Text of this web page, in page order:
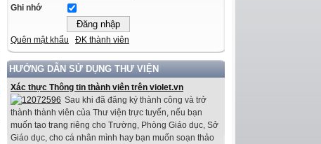
Ghi nhớ
Quên mật khẩu ĐK thành viên
HƯỚNG DẪN SỬ DỤNG THƯ VIỆN
Xác thực Thông tin thành viên trên violet.vn
Sau khi đã đăng ký thành công và trở
thành thành viên của Thư viện trực tuyến, nếu bạn
muốn tạo trang riêng cho Trường, Phòng Giáo dục, Sở
Giáo dục, cho cá nhân mình hay bạn muốn soạn thảo